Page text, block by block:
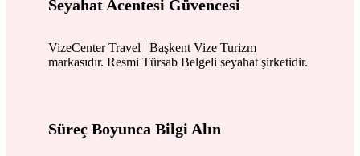
Seyahat Acentesi Güvencesi
VizeCenter Travel | Başkent Vize Turizm
markasıdır. Resmi Türsab Belgeli seyahat şirketidir.
Süreç Boyunca Bilgi Alın